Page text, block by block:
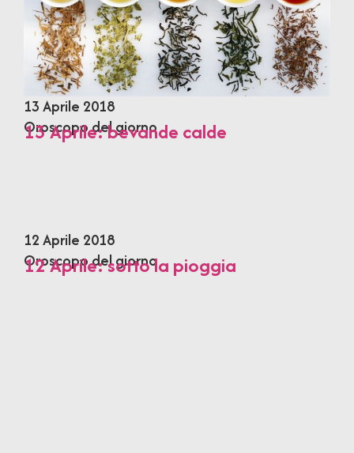
13 Aprile 2018
Oroscopo del giorno
13 Aprile: bevande calde
12 Aprile 2018
Oroscopo del giorno
12 Aprile: sotto la pioggia